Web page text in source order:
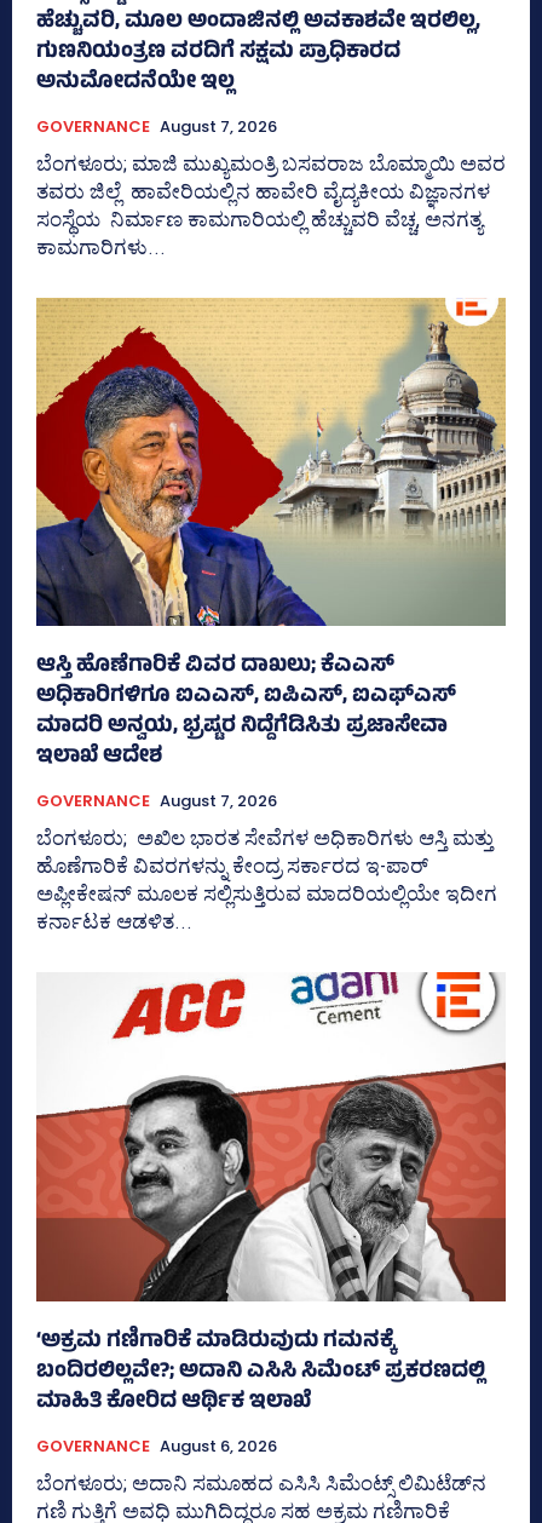
ಹೆಚ್ಚುವರಿ, ಮೂಲ ಅಂದಾಜಿನಲ್ಲಿ ಅವಕಾಶವೇ ಇರಲಿಲ್ಲ,
ಗುಣನಿಯಂತ್ರಣ ವರದಿಗೆ ಸಕ್ಷಮ ಪ್ರಾಧಿಕಾರದ
ಅನುಮೋದನೆಯೇ ಇಲ್ಲ
GOVERNANCE August 7, 2026
ಬೆಂಗಳೂರು; ಮಾಜಿ ಮುಖ್ಯಮಂತ್ರಿ ಬಸವರಾಜ ಬೊಮ್ಮಾಯಿ ಅವರ
ತವರು ಜಿಲ್ಲೆ ಹಾವೇರಿಯಲ್ಲಿನ ಹಾವೇರಿ ವೈದ್ಯಕೀಯ ವಿಜ್ಞಾನಗಳ
ಸಂಸ್ಥೆಯ ನಿರ್ಮಾಣ ಕಾಮಗಾರಿಯಲ್ಲಿ ಹೆಚ್ಚುವರಿ ವೆಚ್ಚ, ಅನಗತ್ಯ
ಕಾಮಗಾರಿಗಳು...
ಆಸ್ತಿ ಹೊಣೆಗಾರಿಕೆ ವಿವರ ದಾಖಲು; ಕೆಎಎಸ್
ಅಧಿಕಾರಿಗಳಿಗೂ ಐಎಎಸ್‌, ಐಪಿಎಸ್‌, ಐಎಫ್‌ಎಸ್‌
ಮಾದರಿ ಅನ್ವಯ, ಭ್ರಷ್ಟರ ನಿದ್ದೆಗೆಡಿಸಿತು ಪ್ರಜಾಸೇವಾ
ಇಲಾಖೆ ಆದೇಶ
GOVERNANCE August 7, 2026
ಬೆಂಗಳೂರು; ಅಖಿಲ ಭಾರತ ಸೇವೆಗಳ ಅಧಿಕಾರಿಗಳು ಆಸ್ತಿ ಮತ್ತು
ಹೊಣೆಗಾರಿಕೆ ವಿವರಗಳನ್ನು ಕೇಂದ್ರ ಸರ್ಕಾರದ ಇ-ಪಾರ್
ಅಪ್ಲೀಕೇಷನ್‌ ಮೂಲಕ ಸಲ್ಲಿಸುತ್ತಿರುವ ಮಾದರಿಯಲ್ಲಿಯೇ ಇದೀಗ
ಕರ್ನಾಟಕ ಆಡಳಿತ...
‘ಅಕ್ರಮ ಗಣಿಗಾರಿಕೆ ಮಾಡಿರುವುದು ಗಮನಕ್ಕೆ
ಬಂದಿರಲಿಲ್ಲವೇ?; ಅದಾನಿ ಎಸಿಸಿ ಸಿಮೆಂಟ್ ಪ್ರಕರಣದಲ್ಲಿ
ಮಾಹಿತಿ ಕೋರಿದ ಆರ್ಥಿಕ ಇಲಾಖೆ
GOVERNANCE August 6, 2026
ಬೆಂಗಳೂರು; ಅದಾನಿ ಸಮೂಹದ ಎಸಿಸಿ ಸಿಮೆಂಟ್ಸ್‌ ಲಿಮಿಟೆಡ್‌ನ
ಗಣಿ ಗುತ್ತಿಗೆ ಅವಧಿ ಮುಗಿದಿದ್ದರೂ ಸಹ ಅಕ್ರಮ ಗಣಿಗಾರಿಕೆ